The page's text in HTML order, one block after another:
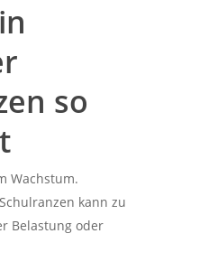
so
Wachstum.
kann zu
Belastung oder